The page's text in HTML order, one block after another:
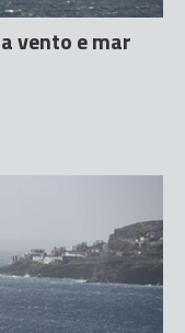
vento e mar